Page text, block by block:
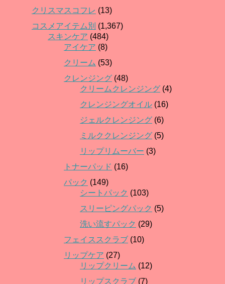
クリスマスコフレ (13)
コスメアイテム別 (1,367)
スキンケア (484)
アイケア (8)
クリーム (53)
クレンジング (48)
クリームクレンジング (4)
クレンジングオイル (16)
ジェルクレンジング (6)
ミルククレンジング (5)
リップリムーバー (3)
トナーパッド (16)
パック (149)
シートパック (103)
スリーピングパック (5)
洗い流すパック (29)
フェイススクラブ (10)
リップケア (27)
リップクリーム (12)
リップスクラブ (7)